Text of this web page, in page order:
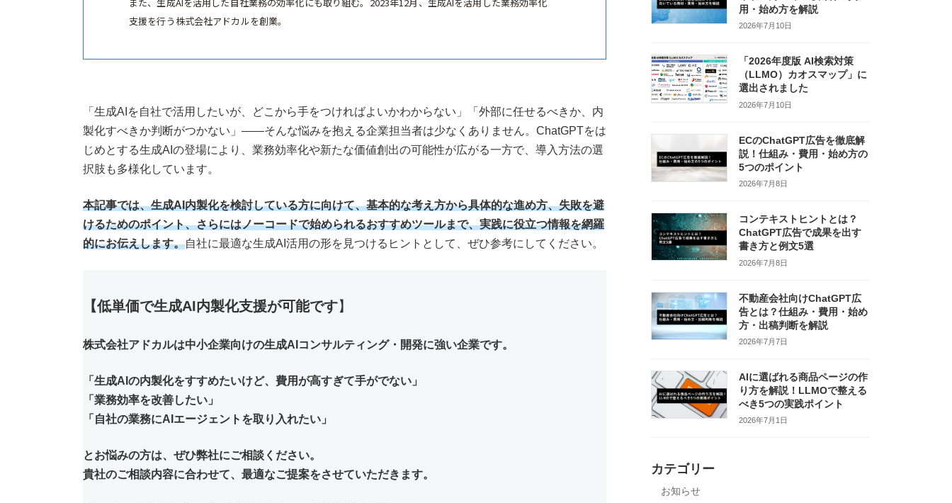
支援を行う株式会社アドカルを創業。
「生成AIを自社で活用したいが、どこから手をつければよいかわからない」「外部に任せるべきか、内
製化すべきか判断がつかない」——そんな悩みを抱える企業担当者は少なくありません。ChatGPTをは
じめとする生成AIの登場により、業務効率化や新たな価値創出の可能性が広がる一方で、導入方法の選
択肢も多様化しています。
本記事では、生成AI内製化を検討している方に向けて、基本的な考え方から具体的な進め方、失敗を避
けるためのポイント、さらにはノーコードで始められるおすすめツールまで、実践に役立つ情報を網羅
的にお伝えします。自社に最適な生成AI活用の形を見つけるヒントとして、ぜひ参考にしてください。
【低単価で生成AI内製化支援が可能です】
株式会社アドカルは中小企業向けの生成AIコンサルティング・開発に強い企業です。
「生成AIの内製化をすすめたいけど、費用が高すぎて手がでない」
「業務効率を改善したい」
「自社の業務にAIエージェントを取り入れたい」
とお悩みの方は、ぜひ弊社にご相談ください。
貴社のご相談内容に合わせて、最適なご提案をさせていただきます。
用・始め方を解説
2026年7月10日
「2026年度版 AI検索対策
（LLMO）カオスマップ」に
選出されました
2026年7月10日
ECのChatGPT広告を徹底解
説！仕組み・費用・始め方の
5つのポイント
2026年7月8日
コンテキストヒントとは？
ChatGPT広告で成果を出す
書き方と例文5選
2026年7月8日
不動産会社向けChatGPT広
告とは？仕組み・費用・始め
方・出稿判断を解説
2026年7月7日
AIに選ばれる商品ページの作
り方を解説！LLMOで整える
べき5つの実践ポイント
2026年7月1日
カテゴリー
お知らせ